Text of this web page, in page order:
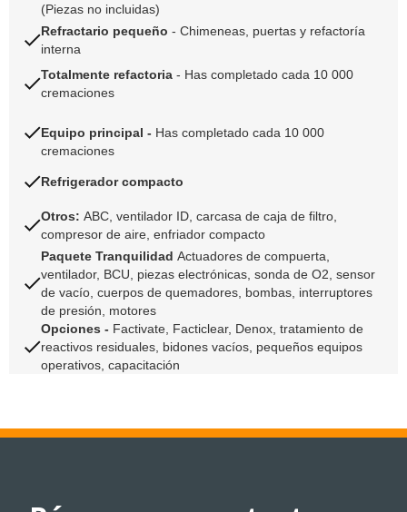
(Piezas no incluidas)
Refractario pequeño - Chimeneas, puertas y refactoría
interna
Totalmente refactoria - Has completado cada 10 000
cremaciones
Equipo principal - Has completado cada 10 000
cremaciones
Refrigerador compacto
Otros: ABC, ventilador ID, carcasa de caja de filtro,
compresor de aire, enfriador compacto
Paquete Tranquilidad Actuadores de compuerta,
ventilador, BCU, piezas electrónicas, sonda de O2, sensor
de vacío, cuerpos de quemadores, bombas, interruptores
de presión, motores
Opciones - Factivate, Facticlear, Denox, tratamiento de
reactivos residuales, bidones vacíos, pequeños equipos
operativos, capacitación